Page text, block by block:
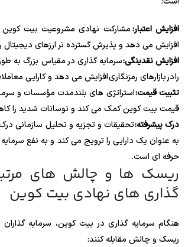
افزایش اعتبار:مشارکت نهادی مشروعیت بیت کوین
افزایش می دهد و پذیرش گسترده تر ارزهای دیجیتال
افزایش نقدینگی:سرمایه گذاری در مقیاس بزرگ به
را در بازارهای رمزنگاری افزایش می دهد و کارایی
تثبیت قیمت:استراتژی های بلندمدت مؤسسات و
قیمت بیت کوین کمک می کند و نوسانات شدید را
درک پیشرفته:تحقیقات و تجزیه و تحلیل سازمانی
به عنوان یک دارایی را ترویج می کند و به نفع
حرفه ای است.
ریسک ها و چالش های
گذاری های نهادی بیت کوین
هنگام سرمایه گذاری در بیت کوین، سرمایه
ریسک و چالش مقابله کنند: